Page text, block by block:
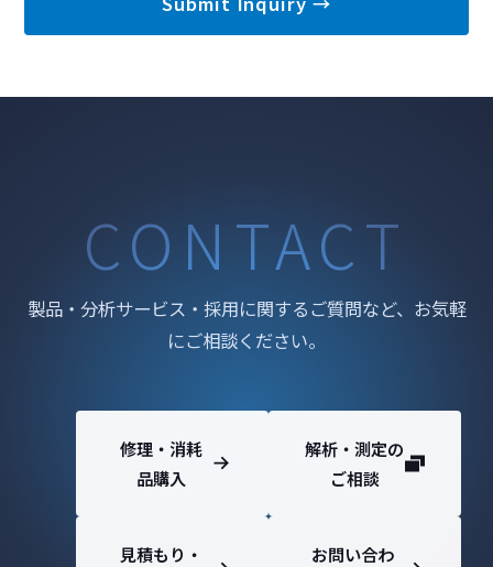
CONTACT
製品・分析サービス・採用に関するご質問など、お気軽
にご相談ください。
修理・消耗
品購入
解析・測定の
ご相談
見積もり・
お問い合わ